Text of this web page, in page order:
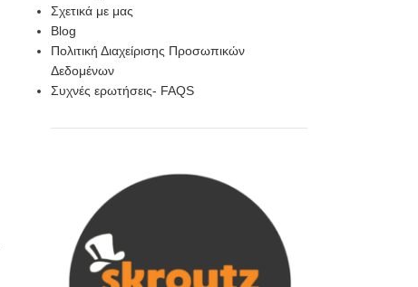
Σχετικά με μας
Blog
Πολιτική Διαχείρισης Προσωπικών
Δεδομένων
Συχνές ερωτήσεις- FAQS